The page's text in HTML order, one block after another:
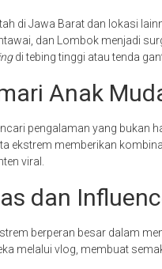
di Jawa Barat dan lokasi
dan Lombok menjadi
di tebing tinggi atau tenda
Anak
pengalaman yang bukan
ekstrem memberikan
viral.
dan
berperan besar dalam
melalui vlog, membuat